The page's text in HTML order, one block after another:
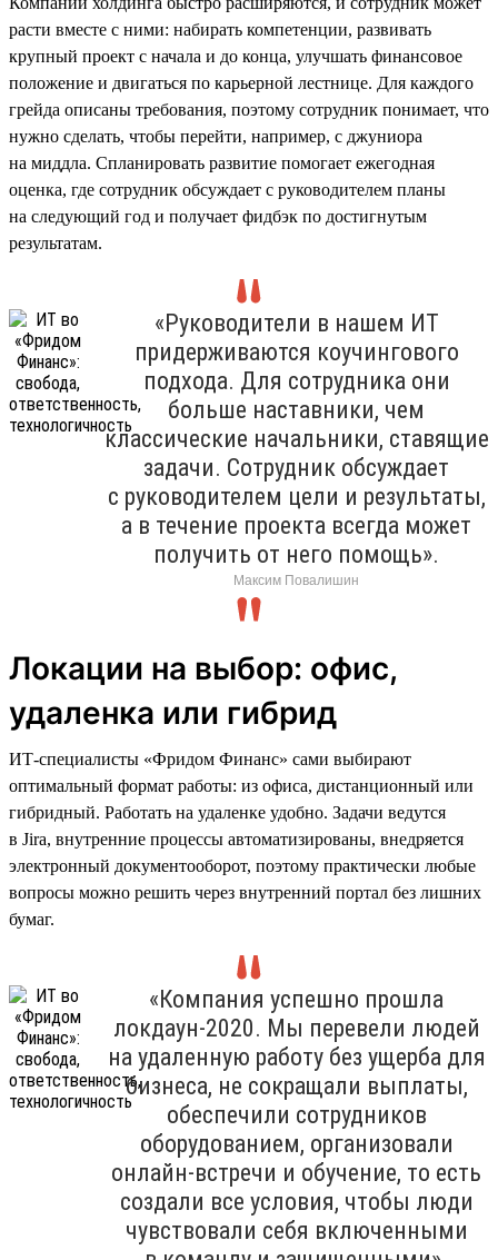
расти вместе с ними: набирать компетенции, развивать
крупный проект с начала и до конца, улучшать финансовое
положение и двигаться по карьерной лестнице. Для каждого
грейда описаны требования, поэтому сотрудник понимает, что
нужно сделать, чтобы перейти, например, с джуниора
на миддла. Спланировать развитие помогает ежегодная
оценка, где сотрудник обсуждает с руководителем планы
на следующий год и получает фидбэк по достигнутым
результатам.
«Руководители в нашем ИТ
придерживаются коучингового
подхода. Для сотрудника они
больше наставники, чем
классические начальники, ставящие
задачи. Сотрудник обсуждает
с руководителем цели и результаты,
а в течение проекта всегда может
получить от него помощь».
Максим Повалишин
Локации на выбор: офис,
удаленка или гибрид
ИТ-специалисты «Фридом Финанс» сами выбирают
оптимальный формат работы: из офиса, дистанционный или
гибридный. Работать на удаленке удобно. Задачи ведутся
в Jira, внутренние процессы автоматизированы, внедряется
электронный документооборот, поэтому практически любые
вопросы можно решить через внутренний портал без лишних
бумаг.
«Компания успешно прошла
локдаун-2020. Мы перевели людей
на удаленную работу без ущерба для
бизнеса, не сокращали выплаты,
обеспечили сотрудников
оборудованием, организовали
онлайн-встречи и обучение, то есть
создали все условия, чтобы люди
чувствовали себя включенными